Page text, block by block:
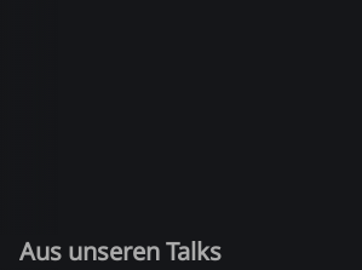
Aus unseren Talks